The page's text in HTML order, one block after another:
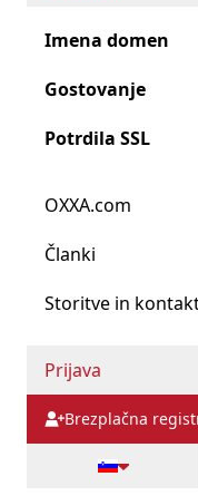
Imena domen
Gostovanje
Pojdi na Gostovanje
Upravljane storitve
Potrdila SSL
OXXA.com
Članki
Storitve in
Prijava
Brezplačna
svojemu stranki
14 July 2026